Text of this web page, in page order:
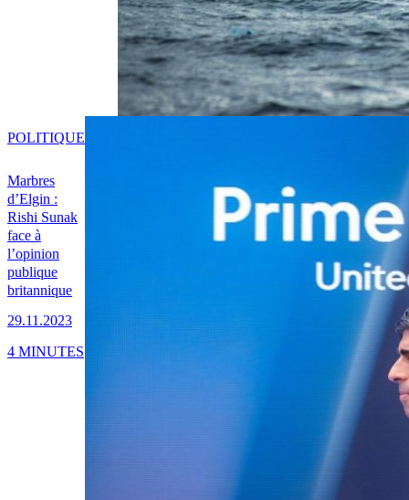
Marbres
d’Elgin :
Rishi Sunak
face à
l’opinion
publique
britannique
29.11.2023
POLITIQUE
4 MINUTES